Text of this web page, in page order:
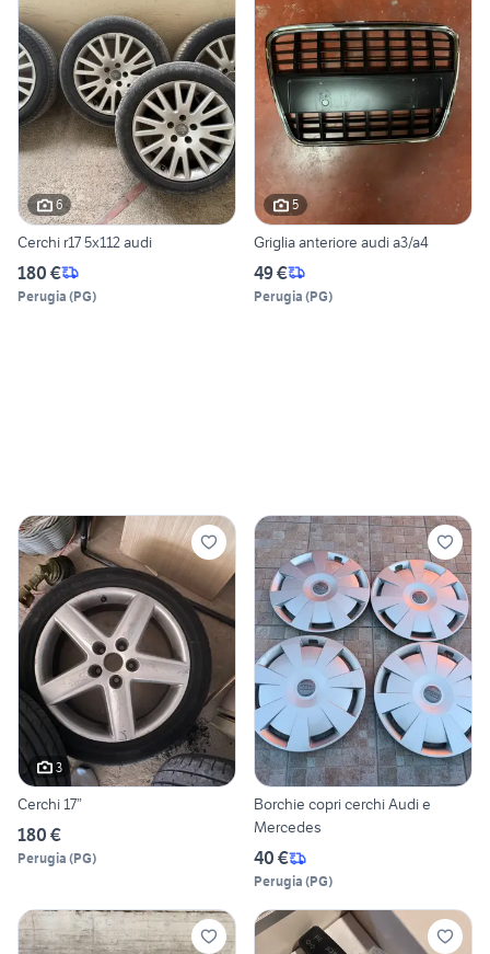
6
Cerchi r17 5x112 audi
180 €
Perugia (PG)
5
Griglia anteriore audi a3/a4
49 €
Perugia (PG)
3
Cerchi 17”
180 €
Perugia (PG)
Borchie copri cerchi Audi e
Mercedes
40 €
Perugia (PG)